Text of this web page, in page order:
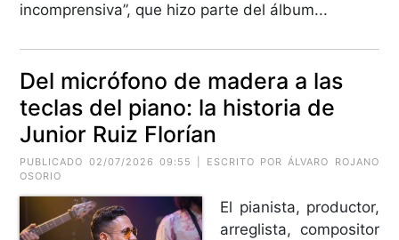
incomprensiva”, que hizo parte del álbum...
Del micrófono de madera a las
teclas del piano: la historia de
Junior Ruiz Florían
PUBLICADO 02/07/2026 09:55 | ESCRITO POR ÁLVARO ROJANO
OSORIO
El pianista, productor,
arreglista, compositor